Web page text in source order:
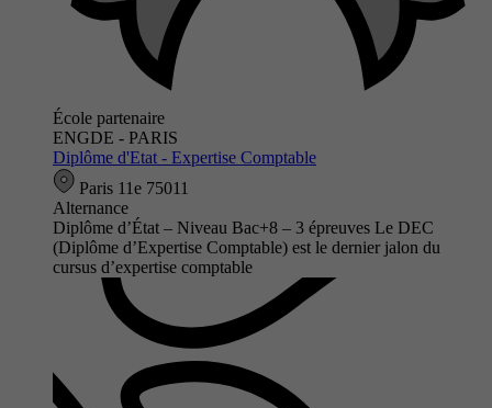
École partenaire
ENGDE - PARIS
Diplôme d'Etat - Expertise Comptable
Paris 11e 75011
Alternance
Diplôme d’État – Niveau Bac+8 – 3 épreuves Le DEC
(Diplôme d’Expertise Comptable) est le dernier jalon du
cursus d’expertise comptable